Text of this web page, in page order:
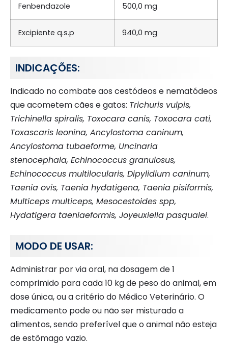
Fenbendazole 500,0 mg
Excipiente q.s.p 940,0 mg
INDICAÇÕES:
Indicado no combate aos cestódeos e nematódeos
que acometem cães e gatos: Trichuris vulpis,
Trichinella spiralis, Toxocara canis, Toxocara cati,
Toxascaris leonina, Ancylostoma caninum,
Ancylostoma tubaeforme, Uncinaria
stenocephala, Echinococcus granulosus,
Echinococcus multilocularis, Dipylidium caninum,
Taenia ovis, Taenia hydatigena, Taenia pisiformis,
Multiceps multiceps, Mesocestoides spp,
Hydatigera taeniaeformis, Joyeuxiella pasqualei.
MODO DE USAR:
Administrar por via oral, na dosagem de 1
comprimido para cada 10 kg de peso do animal, em
dose única, ou a critério do Médico Veterinário. O
medicamento pode ou não ser misturado a
alimentos, sendo preferível que o animal não esteja
de estômago vazio.